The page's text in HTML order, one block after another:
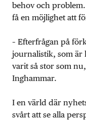
behov och
få en möjlighet att
– Efterfrågan på
journalistik, som är
varit så stor som
Inghammar.
I en värld där
svårt att se alla